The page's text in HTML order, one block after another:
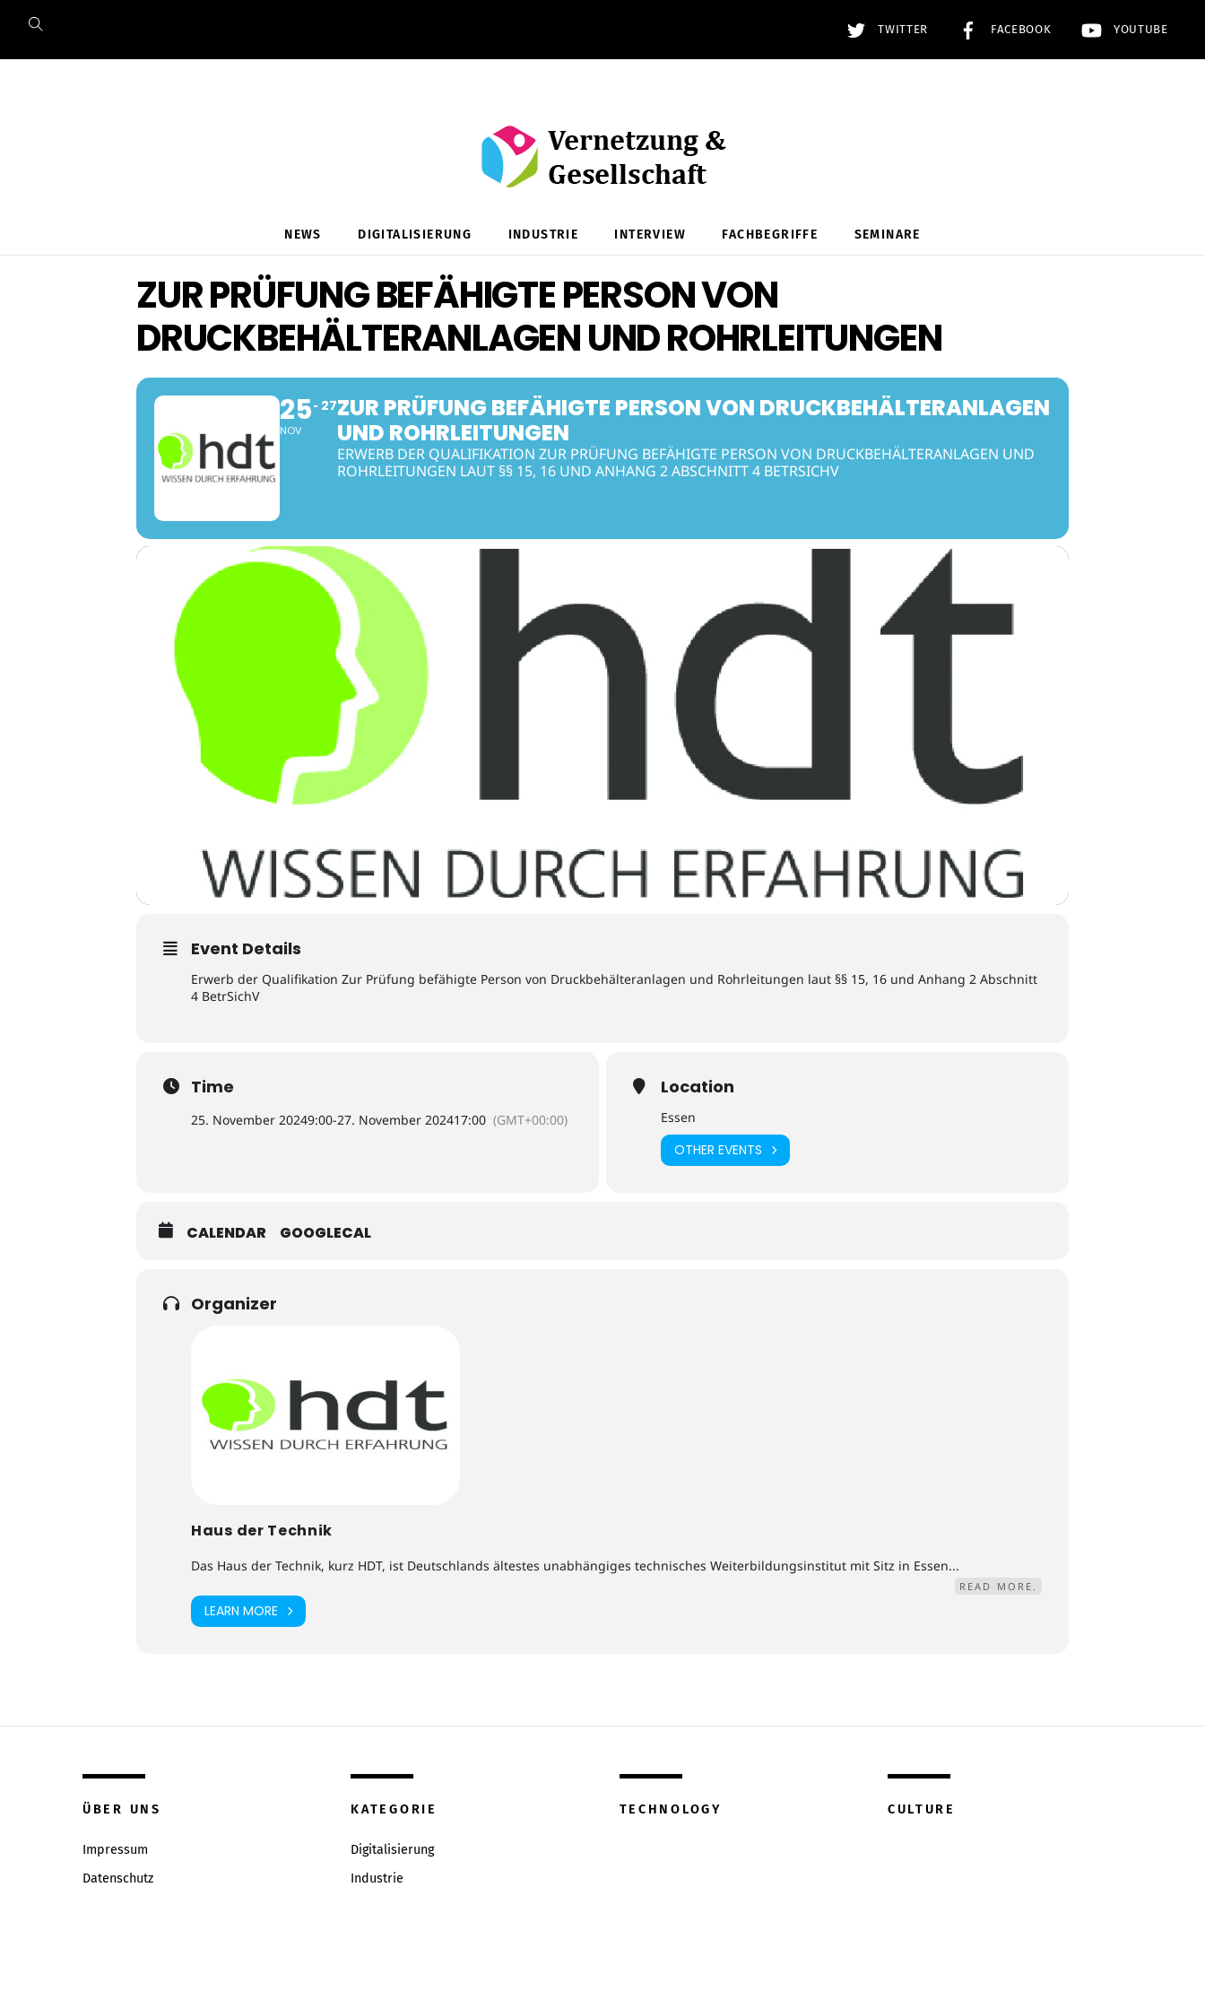
content
TWITTER FACEBOOK YOUTUBE
NEWS DIGITALISIERUNG INDUSTRIE INTERVIEW FACHBEGRIFFE SEMINARE
ZUR PRÜFUNG BEFÄHIGTE PERSON VON
DRUCKBEHÄLTERANLAGEN UND ROHRLEITUNGEN
25
NOV
27ZUR PRÜFUNG BEFÄHIGTE PERSON VON DRUCKBEHÄLTERANLAGEN
UND ROHRLEITUNGEN
ERWERB DER QUALIFIKATION ZUR PRÜFUNG BEFÄHIGTE PERSON VON DRUCKBEHÄLTERANLAGEN UND
ROHRLEITUNGEN LAUT §§ 15, 16 UND ANHANG 2 ABSCHNITT 4 BETRSICHV
Event Details
Erwerb der Qualifikation Zur Prüfung befähigte Person von Druckbehälteranlagen und Rohrleitungen laut §§ 15, 16 und Anhang 2 Abschnitt
4 BetrSichV
Time
25. November 20249:00-27. November 202417:00 (GMT+00:00)
Location
Essen
OTHER EVENTS
CALENDAR GOOGLECAL
Organizer
Haus der Technik
Das Haus der Technik, kurz HDT, ist Deutschlands ältestes unabhängiges technisches Weiterbildungsinstitut mit Sitz in Essen...
READ MORE.
LEARN MORE
ÜBER UNS
Impressum
Datenschutz
KATEGORIE
Digitalisierung
Industrie
TECHNOLOGY CULTURE